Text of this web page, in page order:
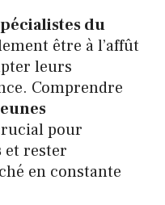
du
être à l’affût
leurs
Comprendre
pour
et rester
en constante